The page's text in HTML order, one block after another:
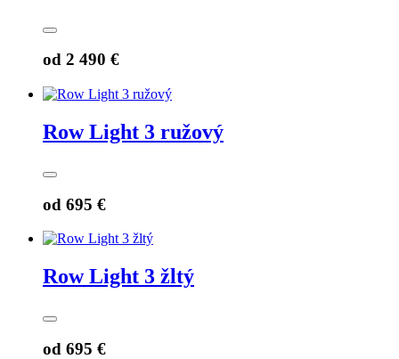
od 2 490 €
Row Light 3 ružový
od 695 €
Row Light 3 žltý
od 695 €